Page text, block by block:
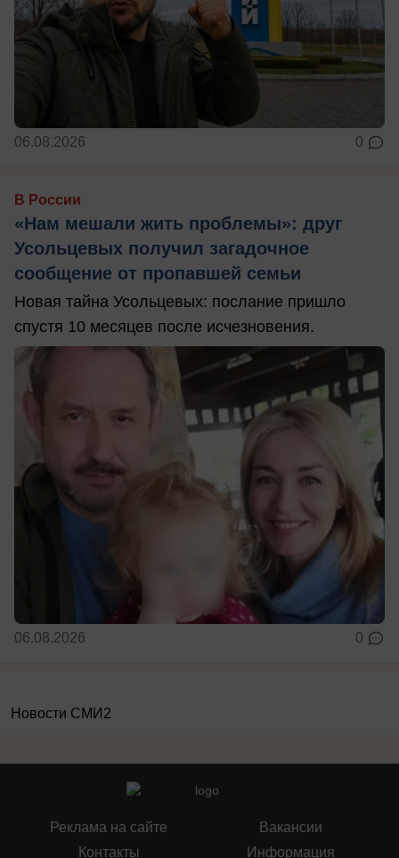
06.08.2026 0
В России
«Нам мешали жить проблемы»: друг
Усольцевых получил загадочное
сообщение от пропавшей семьи
Новая тайна Усольцевых: послание пришло
спустя 10 месяцев после исчезновения.
06.08.2026 0
Новости СМИ2
Реклама на сайте
Контакты
Вакансии
Информация